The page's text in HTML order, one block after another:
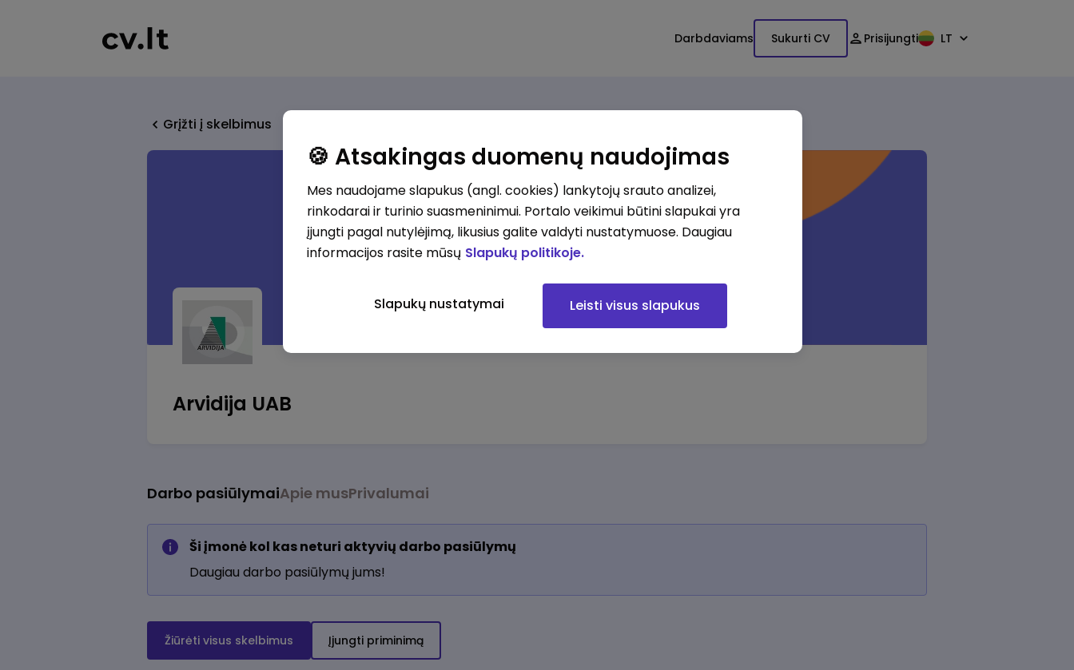
Darbdaviams Sukurti CV Prisijungti LT
Grįžti į skelbimus
Arvidija UAB
Darbo pasiūlymaiApie musPrivalumai
Ši įmonė kol kas neturi aktyvių darbo pasiūlymų
Daugiau darbo pasiūlymų jums!
Žiūrėti visus skelbimus Įjungti priminimą
🍪 Atsakingas duomenų naudojimas
Mes naudojame slapukus (angl. cookies) lankytojų srauto analizei,
rinkodarai ir turinio suasmeninimui. Portalo veikimui būtini slapukai yra
įjungti pagal nutylėjimą, likusius galite valdyti nustatymuose. Daugiau
informacijos rasite mūsų Slapukų politikoje.
Slapukų nustatymai Leisti visus slapukus